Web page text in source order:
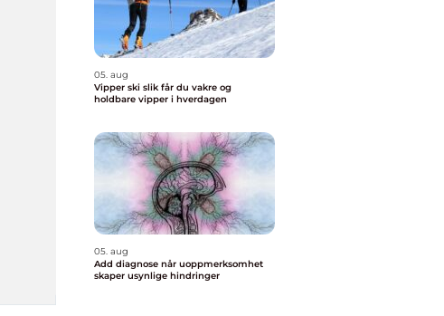
05. aug
Vipper ski slik får du vakre og
holdbare vipper i hverdagen
05. aug
Add diagnose når uoppmerksomhet
skaper usynlige hindringer